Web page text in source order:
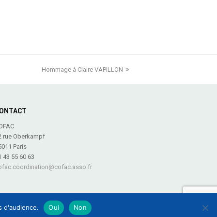
next
Hommage à Claire VAPILLON
rue Oberkampf
Paris
43 55 60 63
-Plan du site
d'audience. Oui Non